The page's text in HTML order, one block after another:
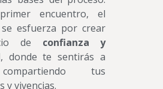
encuentro, el
esfuerza por crear
de confianza y
, donde te sentirás a
tus
y vivencias.